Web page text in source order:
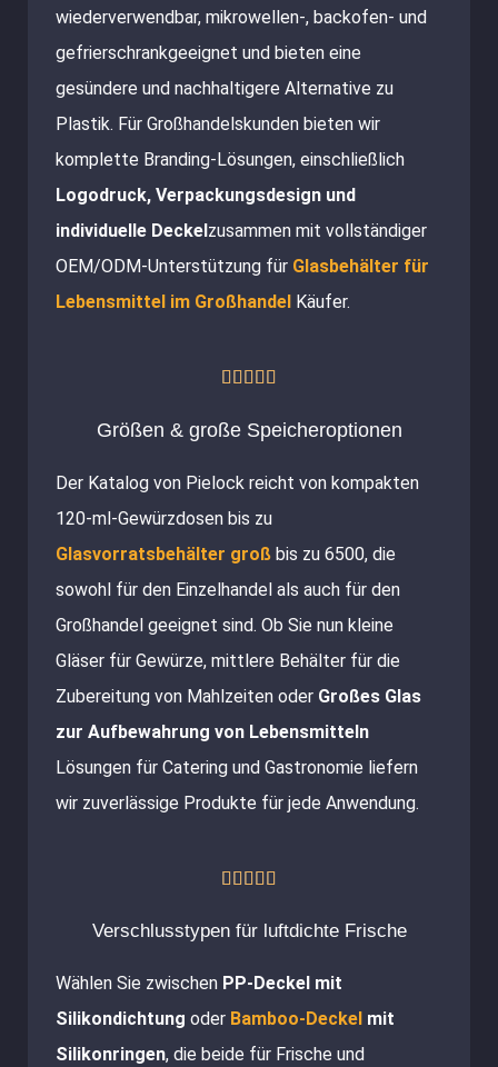
wiederverwendbar, mikrowellen-, backofen- und
gefrierschrankgeeignet und bieten eine
gesündere und nachhaltigere Alternative zu
Plastik. Für Großhandelskunden bieten wir
komplette Branding-Lösungen, einschließlich
Logodruck, Verpackungsdesign und
individuelle Deckelzusammen mit vollständiger
OEM/ODM-Unterstützung für Glasbehälter für
Lebensmittel im Großhandel Käufer.
    
von
Größen & große Speicheroptionen
Der Katalog von Pielock reicht von kompakten
120-ml-Gewürzdosen bis zu
Glasvorratsbehälter groß bis zu 6500, die
sowohl für den Einzelhandel als auch für den
Großhandel geeignet sind. Ob Sie nun kleine
Gläser für Gewürze, mittlere Behälter für die
Zubereitung von Mahlzeiten oder Großes Glas
zur Aufbewahrung von Lebensmitteln
Lösungen für Catering und Gastronomie liefern
wir zuverlässige Produkte für jede Anwendung.
    
von
5
Verschlusstypen für luftdichte Frische
Wählen Sie zwischen PP-Deckel mit
Silikondichtung oder Bamboo-Deckel mit
Silikonringen, die beide für Frische und